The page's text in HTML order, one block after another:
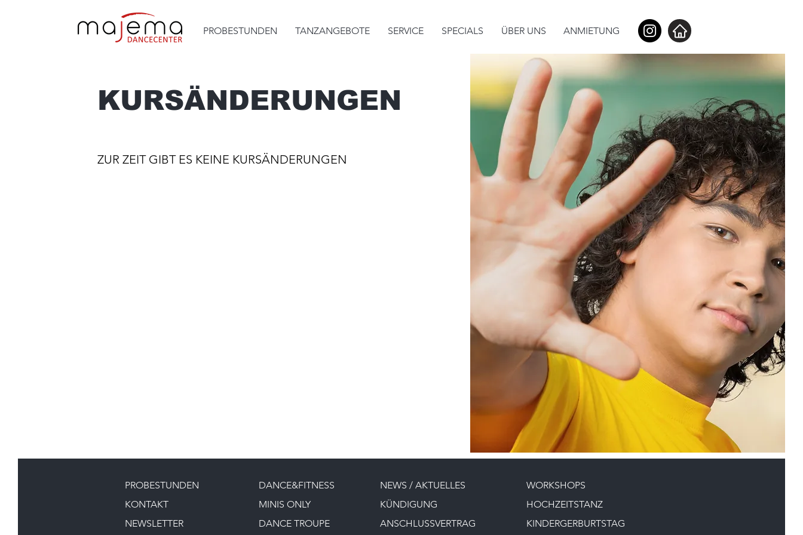
KURSÄNDERUNGEN
ZUR ZEIT GIBT ES KEINE KURSÄNDERUNGEN
PROBESTUNDEN TANZANGEBOTE SERVICE SPECIALS ÜBER UNS ANMIETUNG
PROBESTUNDEN
KONTAKT
NEWSLETTER
DANCE&FITNESS
MINIS ONLY
DANCE TROUPE
NEWS / AKTUELLES
KÜNDIGUNG
ANSCHLUSSVERTRAG
WORKSHOPS
HOCHZEITSTANZ
KINDERGERBURTSTAG